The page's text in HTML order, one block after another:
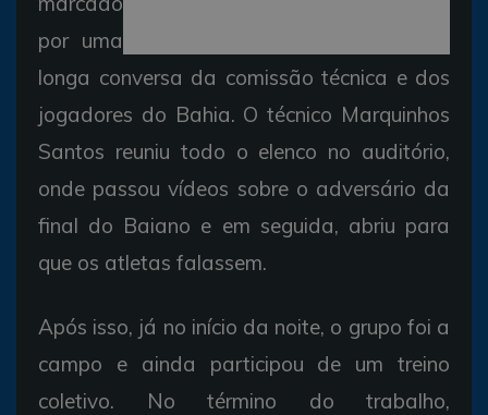
por uma
longa conversa da comissão técnica e dos
jogadores do Bahia. O técnico Marquinhos
Santos reuniu todo o elenco no auditório,
onde passou vídeos sobre o adversário da
final do Baiano e em seguida, abriu para
que os atletas falassem.
Após isso, já no início da noite, o grupo foi a
campo e ainda participou de um treino
coletivo. No término do trabalho,